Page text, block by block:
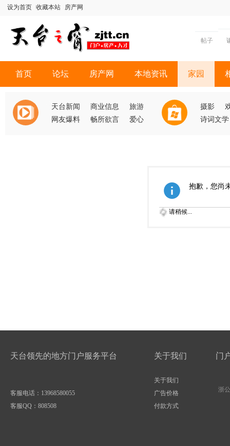
设为首页 收藏本站 房产网
帖子
首页 论坛 房产网 本地资讯 家园
天台新闻 商业信息
旅游
网友爆料
畅所欲言 爱心
摄影
诗词文学
抱歉，您尚
请稍候...
天台领先的地方门户服务平台
客服电话：13968580055
客服QQ： 808508
关于我们
关于我们
广告价格
付款方式
门
浙